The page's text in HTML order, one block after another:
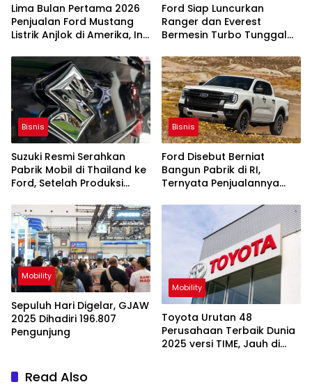
Lima Bulan Pertama 2026
Penjualan Ford Mustang
Listrik Anjlok di Amerika, Ini
Ford Siap Luncurkan
Ranger dan Everest
Bermesin Turbo Tunggal
Bisnis
Suzuki Resmi Serahkan
Pabrik Mobil di Thailand ke
Ford, Setelah Produksi
Bisnis
Ford Disebut Berniat
Bangun Pabrik di RI,
Ternyata Penjualannya
Mobility
Sepuluh Hari Digelar, GJAW
2025 Dihadiri 196.807
Pengunjung
Mobility
Toyota Urutan 48
Perusahaan Terbaik Dunia
2025 versi TIME, Jauh di
Read Also